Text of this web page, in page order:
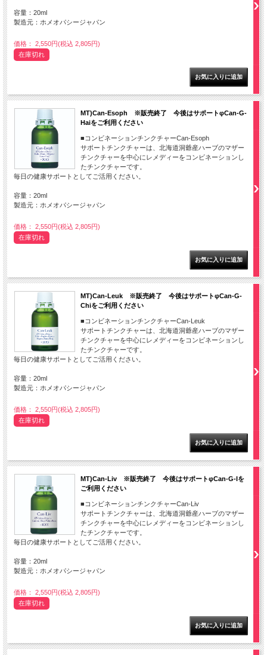
容量：20ml
製造元：ホメオパシージャパン
価格： 2,550円(税込 2,805円)
在庫切れ
MT)Can-Esoph ※販売終了 今後はサポートφCan-G-
Haiをご利用ください
■コンビネーションチンクチャーCan-Esoph
サポートチンクチャーは、北海道洞爺産ハーブのマザー
チンクチャーを中心にレメディーをコンビネーションし
たチンクチャーです。
毎日の健康サポートとしてご活用ください。
容量：20ml
製造元：ホメオパシージャパン
価格： 2,550円(税込 2,805円)
在庫切れ
MT)Can-Leuk ※販売終了 今後はサポートφCan-G-
Chiをご利用ください
■コンビネーションチンクチャーCan-Leuk
サポートチンクチャーは、北海道洞爺産ハーブのマザー
チンクチャーを中心にレメディーをコンビネーションし
たチンクチャーです。
毎日の健康サポートとしてご活用ください。
容量：20ml
製造元：ホメオパシージャパン
価格： 2,550円(税込 2,805円)
在庫切れ
MT)Can-Liv ※販売終了 今後はサポートφCan-G-Iを
ご利用ください
■コンビネーションチンクチャーCan-Liv
サポートチンクチャーは、北海道洞爺産ハーブのマザー
チンクチャーを中心にレメディーをコンビネーションし
たチンクチャーです。
毎日の健康サポートとしてご活用ください。
容量：20ml
製造元：ホメオパシージャパン
価格： 2,550円(税込 2,805円)
在庫切れ